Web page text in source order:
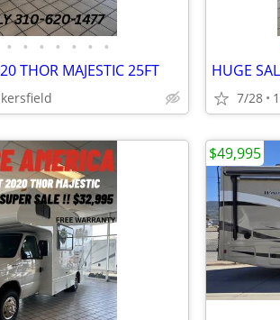
• • • • • • •
THOR MAJESTIC 25FT HUGE
7/28
$49,995